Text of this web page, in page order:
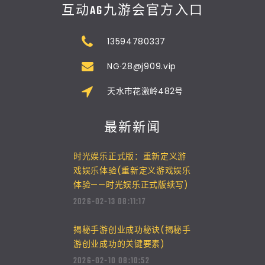
互动AG九游会官方入口
13594780337
NG·28@j909.vip
天水市花激岭482号
最新新闻
时光娱乐正式版：重新定义游
戏娱乐体验(重新定义游戏娱乐
体验——时光娱乐正式版续写)
2026-02-13 08:11:17
揭秘手游创业成功秘诀(揭秘手
游创业成功的关键要素)
2026-02-10 08:10:52